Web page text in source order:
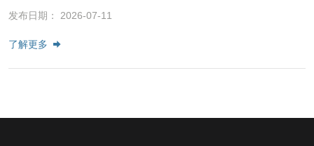
发布日期： 2026-07-11
了解更多